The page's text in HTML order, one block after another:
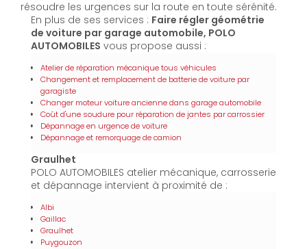
résoudre les urgences sur la route en toute sérénité.
En plus de ses services : Faire régler géométrie
de voiture par garage automobile, POLO
AUTOMOBILES vous propose aussi :
Atelier de réparation mécanique tous véhicules
Changement et remplacement de batterie de voiture par
garagiste
Changer moteur voiture ancienne dans garage automobile
Coût d'une soudure pour réparation de jantes par carrossier
Dépannage en urgence de voiture
Dépannage et remorquage de camion
Graulhet
POLO AUTOMOBILES atelier mécanique, carrosserie
et dépannage intervient à proximité de :
Albi
Gaillac
Graulhet
Puygouzon